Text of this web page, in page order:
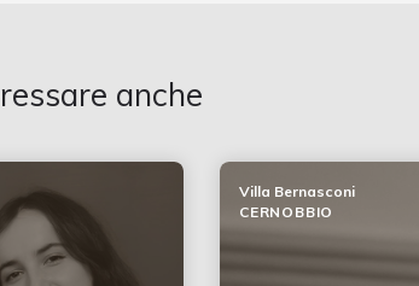
anche
Villa Bernasconi
CERNOBBIO